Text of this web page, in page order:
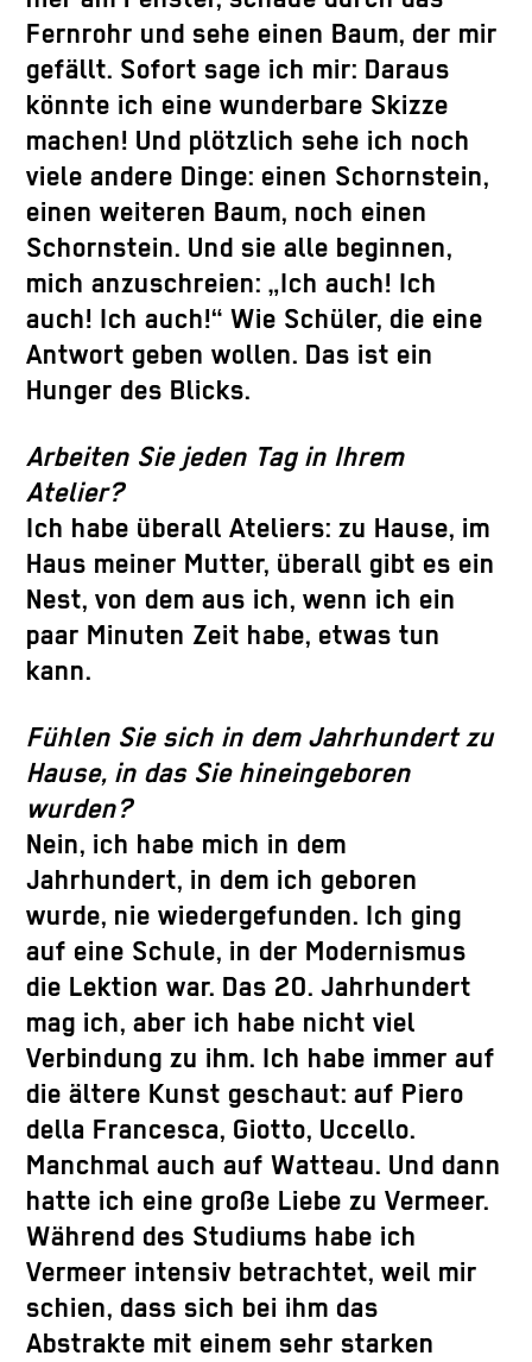
Fernrohr und sehe einen Baum, der mir
gefällt. Sofort sage ich mir: Daraus
könnte ich eine wunderbare Skizze
machen! Und plötzlich sehe ich noch
viele andere Dinge: einen Schornstein,
einen weiteren Baum, noch einen
Schornstein. Und sie alle beginnen,
mich anzuschreien: „Ich auch! Ich
auch! Ich auch!“ Wie Schüler, die eine
Antwort geben wollen. Das ist ein
Hunger des Blicks.
Arbeiten Sie jeden Tag in Ihrem
Atelier?
Ich habe überall Ateliers: zu Hause, im
Haus meiner Mutter, überall gibt es ein
Nest, von dem aus ich, wenn ich ein
paar Minuten Zeit habe, etwas tun
kann.
Fühlen Sie sich in dem Jahrhundert zu
Hause, in das Sie hineingeboren
wurden?
Nein, ich habe mich in dem
Jahrhundert, in dem ich geboren
wurde, nie wiedergefunden. Ich ging
auf eine Schule, in der Modernismus
die Lektion war. Das 20. Jahrhundert
mag ich, aber ich habe nicht viel
Verbindung zu ihm. Ich habe immer auf
die ältere Kunst geschaut: auf Piero
della Francesca, Giotto, Uccello.
Manchmal auch auf Watteau. Und dann
hatte ich eine große Liebe zu Vermeer.
Während des Studiums habe ich
Vermeer intensiv betrachtet, weil mir
schien, dass sich bei ihm das
Abstrakte mit einem sehr starken